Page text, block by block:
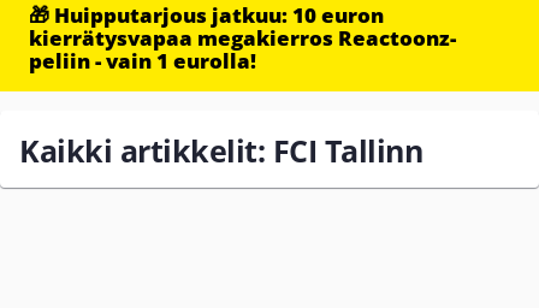
🎁 Huipputarjous jatkuu: 10 euron
kierrätysvapaa megakierros Reactoonz-
peliin - vain 1 eurolla!
Kaikki artikkelit: FCI Tallinn